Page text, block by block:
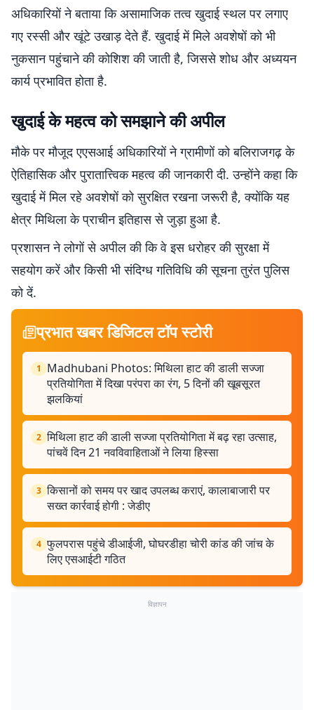
अधिकारियों ने बताया कि असामाजिक तत्व खुदाई स्थल पर लगाए
गए रस्सी और खूंटे उखाड़ देते हैं. खुदाई में मिले अवशेषों को भी
नुकसान पहुंचाने की कोशिश की जाती है, जिससे शोध और अध्ययन
कार्य प्रभावित होता है.
खुदाई के महत्व को समझाने की अपील
मौके पर मौजूद एएसआई अधिकारियों ने ग्रामीणों को बलिराजगढ़ के
ऐतिहासिक और पुरातात्त्विक महत्व की जानकारी दी. उन्होंने कहा कि
खुदाई में मिल रहे अवशेषों को सुरक्षित रखना जरूरी है, क्योंकि यह
क्षेत्र मिथिला के प्राचीन इतिहास से जुड़ा हुआ है.
प्रशासन ने लोगों से अपील की कि वे इस धरोहर की सुरक्षा में
सहयोग करें और किसी भी संदिग्ध गतिविधि की सूचना तुरंत पुलिस
को दें.
प्रभात खबर डिजिटल टॉप स्टोरी
1
Madhubani Photos: मिथिला हाट की डाली सज्जा
प्रतियोगिता में दिखा परंपरा का रंग, 5 दिनों की खूबसूरत
झलकियां
2 मिथिला हाट की डाली सज्जा प्रतियोगिता में बढ़ रहा उत्साह,
पांचवें दिन 21 नवविवाहिताओं ने लिया हिस्सा
3 किसानों को समय पर खाद उपलब्ध कराएं, कालाबाजारी पर
सख्त कार्रवाई होगी : जेडीए
4 फुलपरास पहुंचे डीआईजी, घोघरडीहा चोरी कांड की जांच के
लिए एसआईटी गठित
विज्ञापन